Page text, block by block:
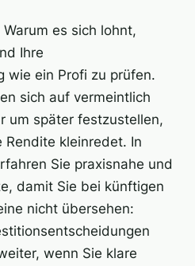
es sich lohnt,
Ihre
wie ein Profi zu prüfen.
sich auf vermeintlich
um später festzustellen,
kleinredet. In
Sie praxisnahe und
damit Sie bei künftigen
nicht übersehen:
wenn Sie klare